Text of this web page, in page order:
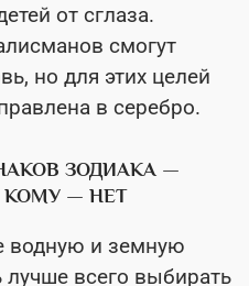
от сглаза.
смогут
но для этих целей
в серебро.
ЗОДИАКА —
КОМУ — НЕТ
водную и земную
лучше всего выбирать